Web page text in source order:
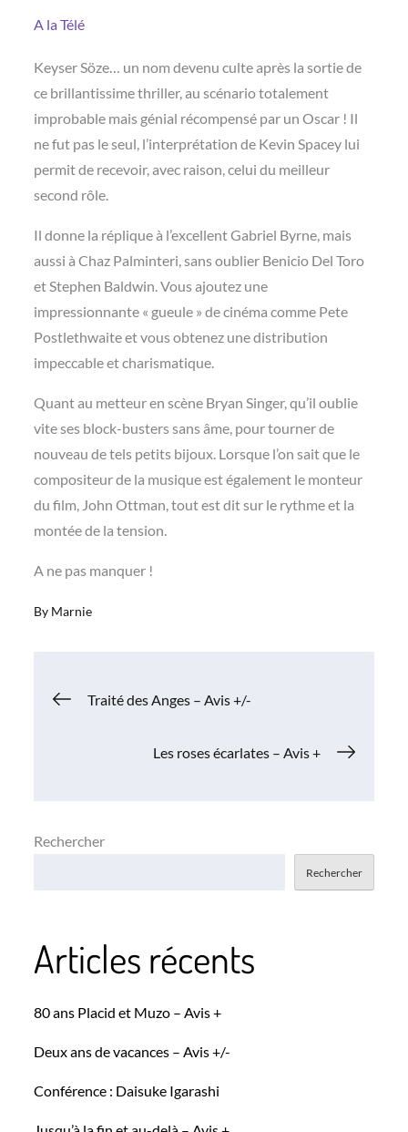
A la Télé
Keyser Söze… un nom devenu culte après la sortie de
ce brillantissime thriller, au scénario totalement
improbable mais génial récompensé par un Oscar ! Il
ne fut pas le seul, l’interprétation de Kevin Spacey lui
permit de recevoir, avec raison, celui du meilleur
second rôle.
Il donne la réplique à l’excellent Gabriel Byrne, mais
aussi à Chaz Palminteri, sans oublier Benicio Del Toro
et Stephen Baldwin. Vous ajoutez une
impressionnante « gueule » de cinéma comme Pete
Postlethwaite et vous obtenez une distribution
impeccable et charismatique.
Quant au metteur en scène Bryan Singer, qu’il oublie
vite ses block-busters sans âme, pour tourner de
nouveau de tels petits bijoux. Lorsque l’on sait que le
compositeur de la musique est également le monteur
du film, John Ottman, tout est dit sur le rythme et la
montée de la tension.
A ne pas manquer !
By Marnie
Navigation
Traité des Anges – Avis +/-
Les roses écarlates – Avis +
Rechercher
Rechercher
Articles récents
80 ans Placid et Muzo – Avis +
Deux ans de vacances – Avis +/-
Conférence : Daisuke Igarashi